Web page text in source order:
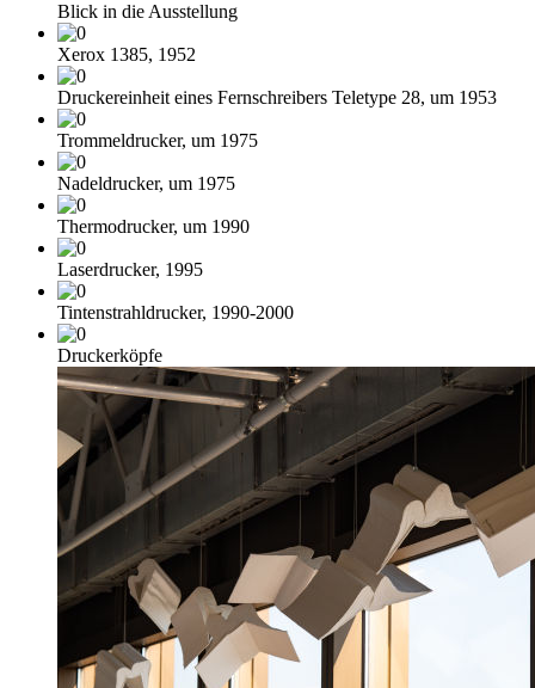
Blick in die Ausstellung
Xerox 1385, 1952
Druckereinheit eines Fernschreibers Teletype 28, um 1953
Trommeldrucker, um 1975
Nadeldrucker, um 1975
Thermodrucker, um 1990
Laserdrucker, 1995
Tintenstrahldrucker, 1990-2000
Druckerköpfe